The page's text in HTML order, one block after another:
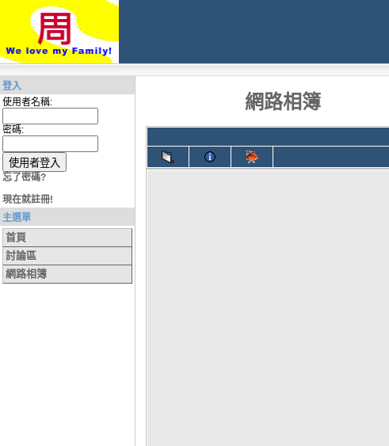
登入
使用者名稱:
密碼:
忘了密碼?
現在就註冊!
主選單
首頁
討論區
網路相簿
網路相簿